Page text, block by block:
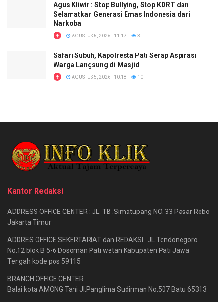
Agus Kliwir : Stop Bullying, Stop KDRT dan
Selamatkan Generasi Emas Indonesia dari
Narkoba
AGUSTUS 5, 2026 | 11:17 3
Safari Subuh, Kapolresta Pati Serap Aspirasi
Warga Langsung di Masjid
AGUSTUS 5, 2026 | 10:18 10
Kantor Redaksi
ADDRESS OFFICE CENTER : JL. TB .Simatupang NO. 33 Pasar Rebo
Jakarta Timur
ADDRES OFFICE SEKERTARIAT dan REDAKSI : JL.Tondonegoro
No.12 blok B 5-6 Dosoman Pati wetan Kabupaten Pati Jawa
Tengah kode pos 59115
BRANCH OFFICE CENTER
Balai kota AMONG Tani Jl.Panglima Sudirman No.507 Batu 65313